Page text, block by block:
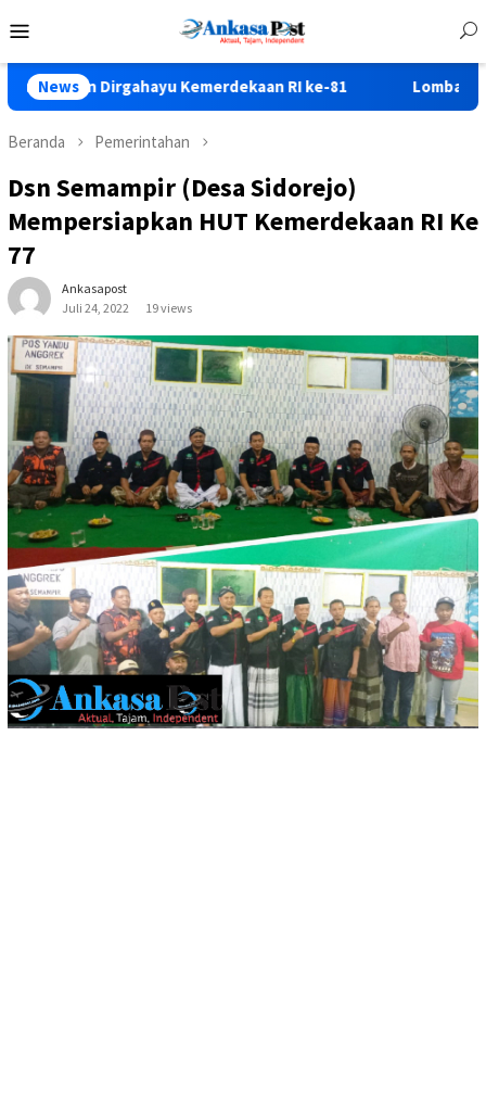
ke
Mobile
NewsKemerdekaan RI ke-81 Lomba Gerak Jalan
Beranda Pemerintahan
Dsn Semampir (Desa Sidorejo)
Mempersiapkan HUT Kemerdekaan RI Ke
77
Ankasapost
Juli 24, 2022
19 views